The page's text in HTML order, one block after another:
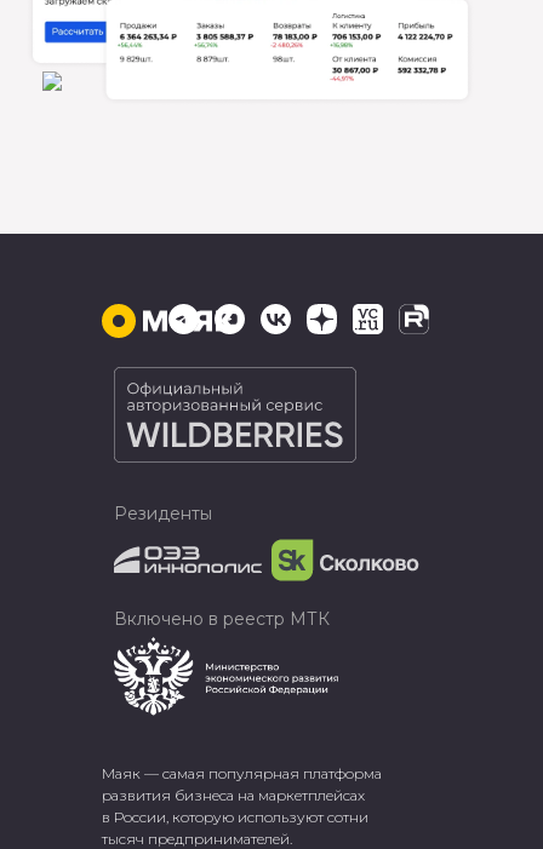
Маяк — самая популярная платформа
развития бизнеса на маркетплейсах
в России, которую используют сотни
тысяч предпринимателей.
Резиденты
Включено в реестр МТК